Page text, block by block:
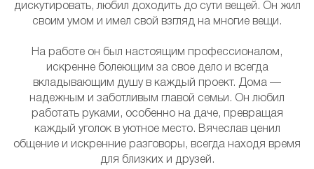
дискутировать, любил доходить до сути вещей. Он жил
своим умом и имел свой взгляд на многие вещи.
На работе он был настоящим профессионалом,
искренне болеющим за свое дело и всегда
вкладывающим душу в каждый проект. Дома —
надежным и заботливым главой семьи. Он любил
работать руками, особенно на даче, превращая
каждый уголок в уютное место. Вячеслав ценил
общение и искренние разговоры, всегда находя время
для близких и друзей.